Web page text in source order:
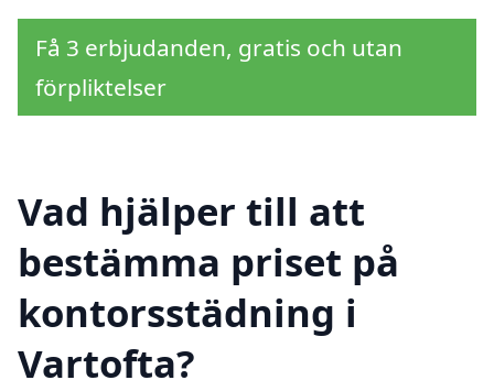
Få 3 erbjudanden, gratis och utan
förpliktelser
Vad hjälper till att
bestämma priset på
kontorsstädning i
Vartofta?